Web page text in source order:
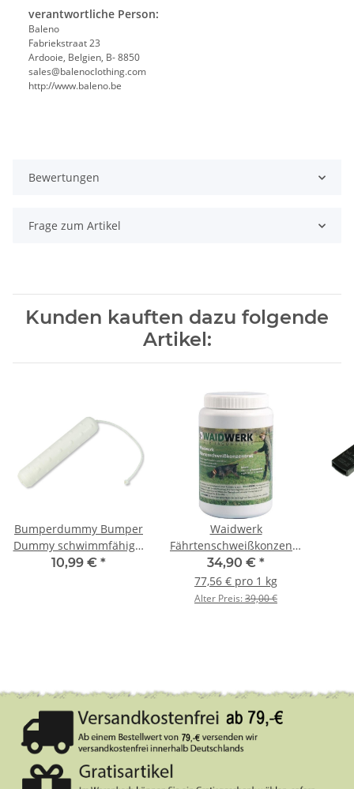
verantwortliche Person:
Baleno
Fabriekstraat 23
Ardooie, Belgien, B- 8850
sales@balenoclothing.com
http://www.baleno.be
Bewertungen
Frage zum Artikel
Kunden kauften dazu folgende
Artikel:
Bumperdummy Bumper
Dummy schwimmfähig S
weiß
10,99 € *
Waidwerk
Fährtenschweißkonzentrat
450g
34,90 € *
77,56 € pro 1 kg
Alter Preis:39,00 €